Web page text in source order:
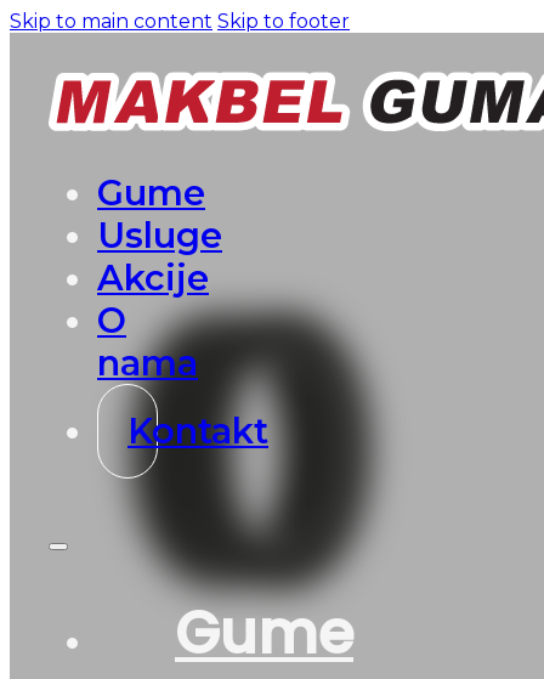
Skip to main content Skip to footer
Gume
Usluge
Akcije
O
nama
Kontakt
Gume